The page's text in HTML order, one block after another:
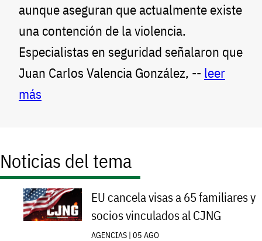
aunque aseguran que actualmente existe
una contención de la violencia.
Especialistas en seguridad señalaron que
Juan Carlos Valencia González, -- leer
más
Noticias del tema
EU cancela visas a 65 familiares y
socios vinculados al CJNG
AGENCIAS | 05 AGO